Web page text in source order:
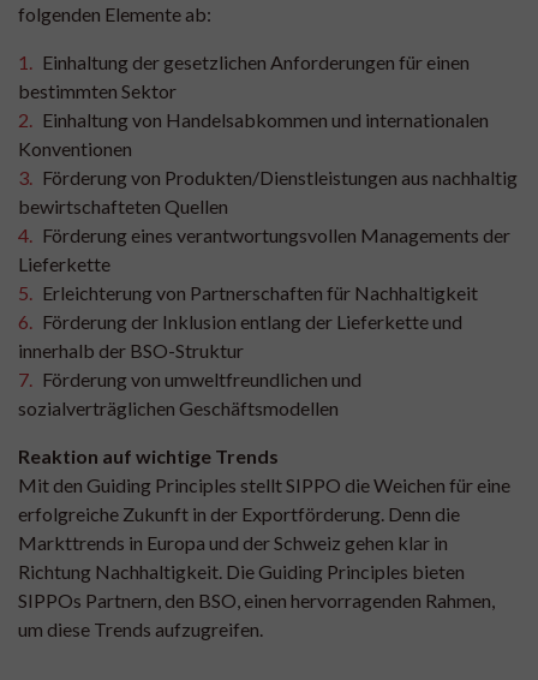
folgenden Elemente ab:
Einhaltung der gesetzlichen Anforderungen für einen
bestimmten Sektor
Einhaltung von Handelsabkommen und internationalen
Konventionen
Förderung von Produkten/Dienstleistungen aus nachhaltig
bewirtschafteten Quellen
Förderung eines verantwortungsvollen Managements der
Lieferkette
Erleichterung von Partnerschaften für Nachhaltigkeit
Förderung der Inklusion entlang der Lieferkette und
innerhalb der BSO-Struktur
Förderung von umweltfreundlichen und
sozialverträglichen Geschäftsmodellen
Reaktion auf wichtige Trends
Mit den Guiding Principles stellt SIPPO die Weichen für eine
erfolgreiche Zukunft in der Exportförderung. Denn die
Markttrends in Europa und der Schweiz gehen klar in
Richtung Nachhaltigkeit. Die Guiding Principles bieten
SIPPOs Partnern, den BSO, einen hervorragenden Rahmen,
um diese Trends aufzugreifen.